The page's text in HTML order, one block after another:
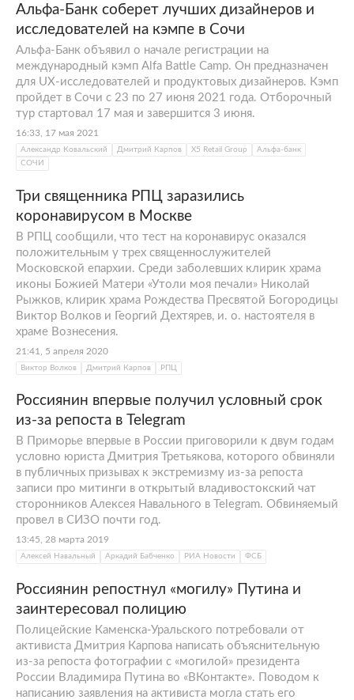
Альфа-Банк соберет лучших дизайнеров и
исследователей на кэмпе в Сочи
Альфа-Банк объявил о начале регистрации на
международный кэмп Alfa Battle Camp. Он предназначен
для UX-исследователей и продуктовых дизайнеров. Кэмп
пройдет в Сочи с 23 по 27 июня 2021 года. Отборочный
тур стартовал 17 мая и завершится 3 июня.
16:33, 17 мая 2021
Александр Ковальский Дмитрий Карпов X5 Retail Group
Альфа-банк
СОЧИ
Три священника РПЦ заразились
коронавирусом в Москве
В РПЦ сообщили, что тест на коронавирус оказался
положительным у трех священнослужителей
Московской епархии. Среди заболевших клирик храма
иконы Божией Матери «Утоли моя печали» Николай
Рыжков, клирик храма Рождества Пресвятой Богородицы
Виктор Волков и Георгий Дехтярев, и. о. настоятеля в
храме Вознесения.
21:41, 5 апреля 2020
Виктор Волков Дмитрий Карпов РПЦ
Россиянин впервые получил условный срок
из-за репоста в Telegram
В Приморье впервые в России приговорили к двум годам
условно юриста Дмитрия Третьякова, которого обвиняли
в публичных призывах к экстремизму из-за репоста
записи про митинги в открытый владивостокский чат
сторонников Алексея Навального в Telegram. Обвиняемый
провел в СИЗО почти год.
13:45, 28 марта 2019
Алексей Навальный Аркадий Бабченко РИА Новости ФСБ
Россиянин репостнул «могилу» Путина и
заинтересовал полицию
Полицейские Каменска-Уральского потребовали от
активиста Дмитрия Карпова написать объяснительную
из-за репоста фотографии с «могилой» президента
России Владимира Путина во «ВКонтакте». Поводом к
написанию заявления на активиста могла стать его